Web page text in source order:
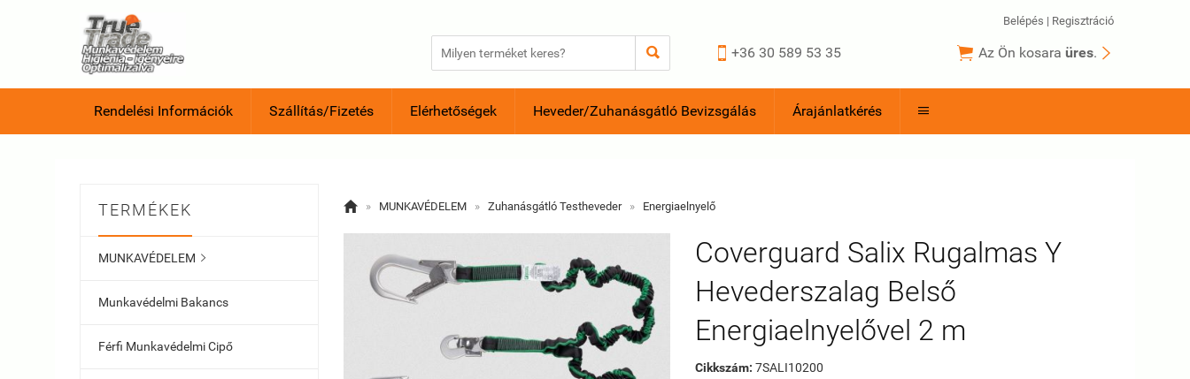
  +36 30 589 53 35  Az Ön kosara üres. 
Belépés | Regisztráció
Rendelési Információk Szállítás/Fizetés Elérhetőségek Heveder/Zuhanásgátló Bevizsgálás Árajánlatkérés 
TERMÉKEK
MUNKAVÉDELEM 
Munkavédelmi Bakancs
Férfi Munkavédelmi Cipő
 » MUNKAVÉDELEM » Zuhanásgátló Testheveder » Energiaelnyelő
Coverguard Salix Rugalmas Y
Hevederszalag Belső
Energiaelnyelővel 2 m
Cikkszám: 7SALI10200